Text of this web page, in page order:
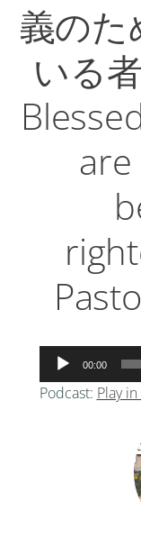
義のた
いる
声
プ
00:00
Podcast: Play